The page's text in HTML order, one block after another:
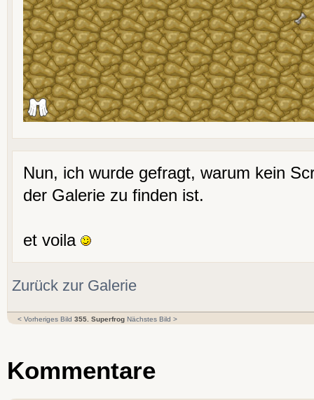
Nun, ich wurde gefragt, warum kein
der Galerie zu finden ist.
et voila
Zurück zur Galerie
< Vorheriges Bild 355. Superfrog Nächstes Bild >
Kommentare